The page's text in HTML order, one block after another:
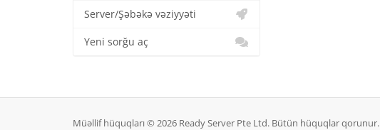
Server/Şəbəkə vəziyyəti
Yeni sorğu aç
Müəllif hüquqları © 2026 Ready Server Pte Ltd. Bütün hüquqlar qorunur.